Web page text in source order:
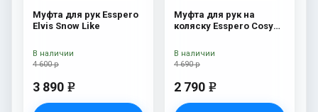
Муфта для рук Esspero
Elvis Snow Like
4 600 р
3 890 e
В наличии
Муфта для рук на
коляску Esspero Cosy
4 690 р
2 790 e
В наличии